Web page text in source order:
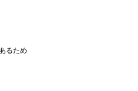
るため